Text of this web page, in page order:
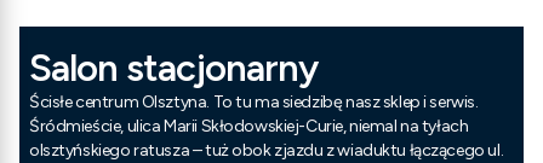
Salon stacjonarny
Ścisłe centrum Olsztyna. To tu ma siedzibę nasz sklep i serwis.
Śródmieście, ulica Marii Skłodowskiej-Curie, niemal na tyłach
olsztyńskiego ratusza – tuż obok zjazdu z wiaduktu łączącego ul.